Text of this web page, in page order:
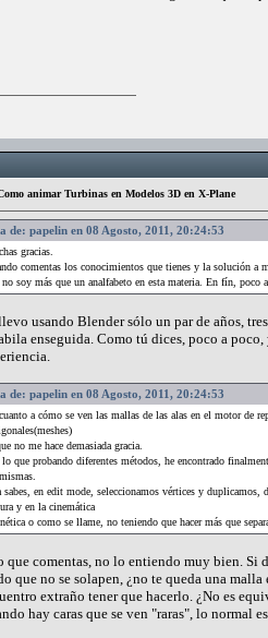
animar Turbinas en Modelos 3D en X-Plane
de: papelin en 08 Agosto, 2011, 20:24:53
gracias.
comentas los conocimientos que tienes y la solución a
no soy más que un analfabeto en esta materia. En fín, poco
usando Blender sólo un par de años,
enseguida. Como tú dices, poco a
de: papelin en 08 Agosto, 2011, 20:24:53
a cómo se ven las mallas de las alas en el motor de
no me hace demasiada gracia.
que probando diferentes métodos, he encontrado
sabes, en edit mode, seleccionamos vértices y
y en la cinemática
o como se llame, no teniendo que hacer más que
que comentas, no lo entiendo muy bien.
que no se solapen, ¿no te queda una
extraño tener que hacerlo. ¿No es
hay caras que se ven "raras", lo normal